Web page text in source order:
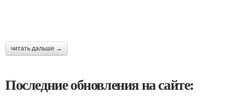
читать дальше →
Последние обновления на сайте: